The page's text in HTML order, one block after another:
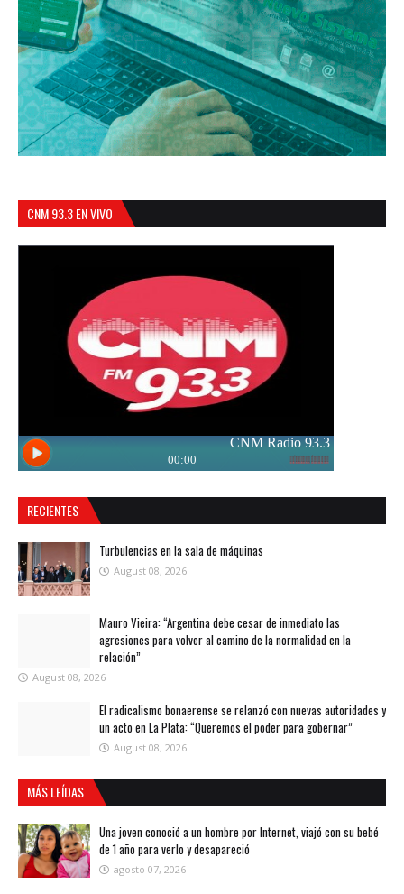
CNM 93.3 EN VIVO
RECIENTES
Turbulencias en la sala de máquinas
August 08, 2026
Mauro Vieira: “Argentina debe cesar de inmediato las
agresiones para volver al camino de la normalidad en la
relación”
August 08, 2026
El radicalismo bonaerense se relanzó con nuevas autoridades y
un acto en La Plata: “Queremos el poder para gobernar”
August 08, 2026
MÁS LEÍDAS
Una joven conoció a un hombre por Internet, viajó con su bebé
de 1 año para verlo y desapareció
agosto 07, 2026